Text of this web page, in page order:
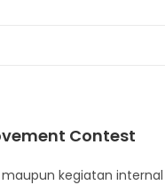
Contest
kegiatan